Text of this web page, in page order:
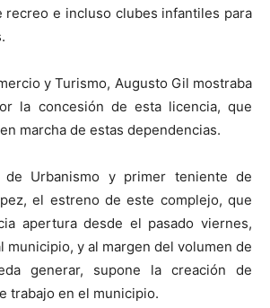
recreo e incluso clubes infantiles para
y Turismo, Augusto Gil mostraba
la concesión de esta licencia, que
marcha de estas dependencias.
Urbanismo y primer teniente de
el estreno de este complejo, que
apertura desde el pasado viernes,
municipio, y al margen del volumen de
generar, supone la creación de
trabajo en el municipio.